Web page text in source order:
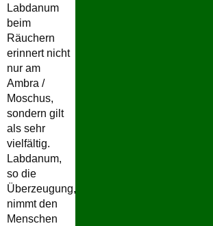
Labdanum
beim
Räuchern
erinnert nicht
nur am
Ambra /
Moschus,
sondern gilt
als sehr
vielfältig.
Labdanum,
so die
Überzeugung,
nimmt den
Menschen